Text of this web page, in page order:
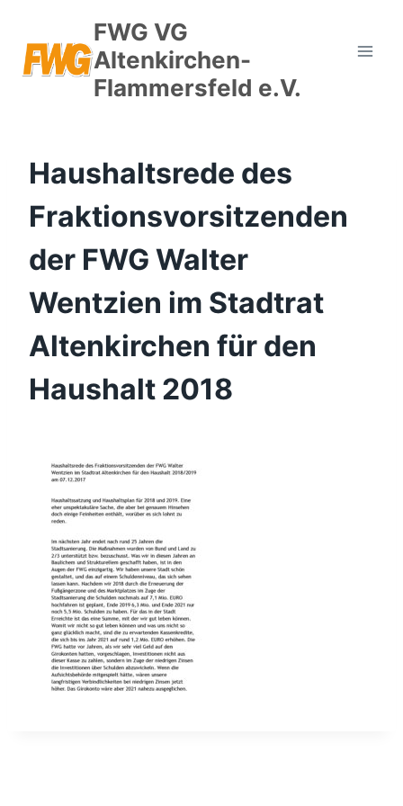
springen
FWG VG
Altenkirchen-
Flammersfeld e.V.
Haushaltsrede des
Fraktionsvorsitzenden
der FWG Walter
Wentzien im Stadtrat
Altenkirchen für den
Haushalt 2018